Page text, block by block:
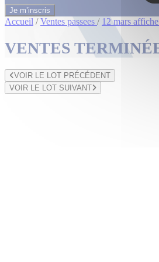
Accueil / Ventes passees / 12 mars
VENTES
VOIR LE LOT PRÉCÉDENT
VOIR LE LOT SUIVANT